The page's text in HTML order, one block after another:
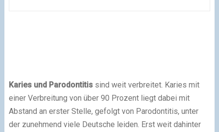
Karies und Parodontitis sind weit verbreitet. Karies mit
einer Verbreitung von über 90 Prozent liegt dabei mit
Abstand an erster Stelle, gefolgt von Parodontitis, unter
der zunehmend viele Deutsche leiden. Erst weit dahinter